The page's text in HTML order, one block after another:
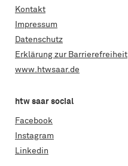
Kontakt
Impressum
Datenschutz
Erklärung zur Barrierefreiheit
www.htwsaar.de
htw saar social
Facebook
Instagram
Linkedin